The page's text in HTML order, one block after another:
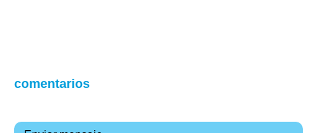
comentarios